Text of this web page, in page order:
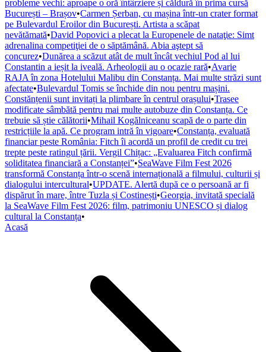
probleme vechi: aproape o oră întârziere și căldură în prima cursă
București – Brașov•Carmen Șerban, cu mașina într-un crater format
pe Bulevardul Eroilor din București. Artista a scăpat
nevătămată•David Popovici a plecat la Europenele de nataţie: Simt
adrenalina competiţiei de o săptămână. Abia aştept să
concurez•Dunărea a scăzut atât de mult încât vechiul Pod al lui
Constantin a ieșit la iveală. Arheologii au o ocazie rară•Avarie
RAJA în zona Hotelului Malibu din Constanța. Mai multe străzi sunt
afectate•Bulevardul Tomis se închide din nou pentru mașini.
Constănțenii sunt invitați la plimbare în centrul orașului•Trasee
modificate sâmbătă pentru mai multe autobuze din Constanța. Ce
trebuie să știe călătorii•Mihail Kogălniceanu scapă de o parte din
restricțiile la apă. Ce program intră în vigoare•Constanța, evaluată
financiar peste România: Fitch îi acordă un profil de credit cu trei
trepte peste ratingul țării. Vergil Chițac: „Evaluarea Fitch confirmă
soliditatea financiară a Constanței”•SeaWave Film Fest 2026
transformă Constanța într-o scenă internațională a filmului, culturii și
dialogului intercultural•UPDATE. Alertă după ce o persoană ar fi
dispărut în mare, între Tuzla și Costinești•Georgia, invitată specială
la SeaWave Film Fest 2026: film, patrimoniu UNESCO și dialog
cultural la Constanța•
Acasă